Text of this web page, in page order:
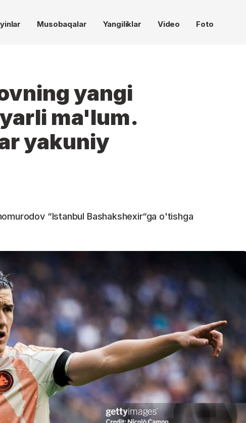
Musobaqalar Yangiliklar Video Foto
yangi
ma'lum.
yakuniy
“Istanbul Bashakshexir“ga o'tishga